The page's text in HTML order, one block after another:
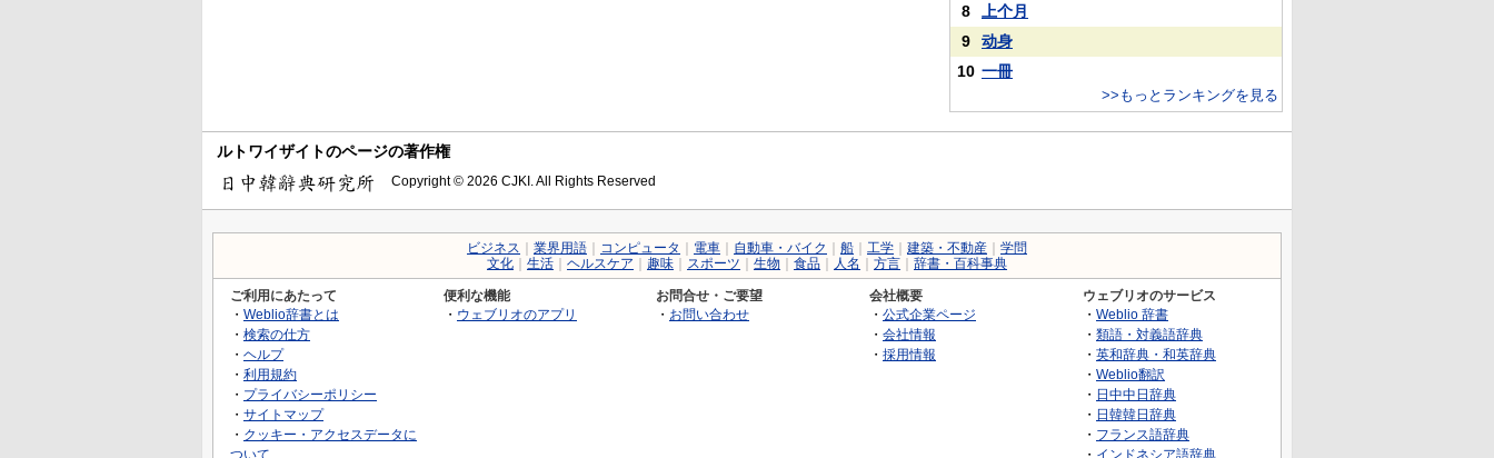
8
上个月
9
动身
10 一冊
>>もっとランキングを見る
ルトワイザイトのページの著作権
Copyright © 2026 CJKI. All Rights Reserved
ビジネス 業界用語 コンピュータ 電車 自動車・バイク 船 工学 建築・不動産
学問
文化
生活 ヘルスケア 趣味 スポーツ 生物 食品 人名 方言 辞書・百科事典
ご利用にあたって
・ Weblio辞書とは
・ 検索の仕方
・ ヘルプ
・ 利用規約
・ プライバシーポリシー
・ サイトマップ
・ クッキー・アクセスデータに
ついて
便利な機能
・ ウェブリオのアプリ
お問合せ・ご要望
・ お問い合わせ
会社概要
・ 公式企業ページ
・ 会社情報
・ 採用情報
ウェブリオのサービス
・ Weblio 辞書
・ 類語・対義語辞典
・ 英和辞典・和英辞典
・ Weblio翻訳
・ 日中中日辞典
・ 日韓韓日辞典
・ フランス語辞典
・ インドネシア語辞典